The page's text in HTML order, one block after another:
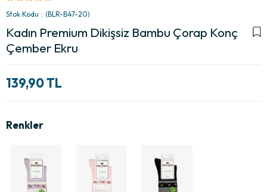
Stok Kodu (BLR-B47-20)
Kadın Premium Dikişsiz Bambu Çorap Konç
Çember Ekru
139,90 TL